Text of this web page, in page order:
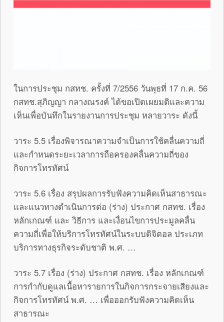
ในการประชุม กสทช. ครั้งที่ 7/2556 วันพุธที่ 17 ก.ค. 56
กสทช.สุภิญญา กลางณรงค์ ได้ขอเปิดเผยมติและความ
เห็นเพื่อบันทึกในรายงานการประชุม หลายวาระ ดังนี้
วาระ 5.5 เรื่องพิจารณาความจำเป็นการใช้คลื่นความถี่
และกำหนดระยะเวลาการถือครองคลื่นความถี่ของ
กิจการโทรทัศน์
วาระ 5.6 เรื่อง สรุปผลการรับฟังความคิดเห็นสาธารณะ
และแนวทางดำเนินการต่อ (ร่าง) ประกาศ กสทช. เรื่อง
หลักเกณฑ์ และ วิธีการ และเงื่อนไขการประมูลคลื่น
ความถี่เพื่อให้บริการโทรทัศน์ในระบบดิจิตอล ประเภท
บริการทางธุรกิจระดับชาติ พ.ศ. …
วาระ 5.7 เรื่อง (ร่าง) ประกาศ กสทช. เรื่อง หลักเกณฑ์
การกำกับดูแลเนื้อหารายการในกิจการกระจายเสียงและ
กิจการโทรทัศน์ พ.ศ. … เพื่อออกรับฟังความคิดเห็น
สาธารณะ